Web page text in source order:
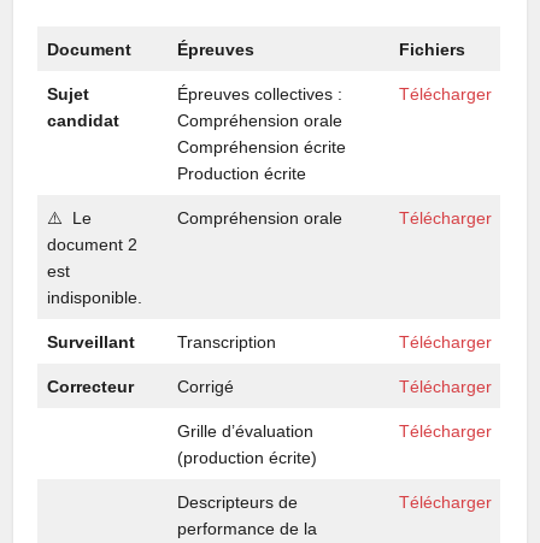
Document Épreuves Fichiers
Sujet
candidat
Épreuves collectives :
Compréhension orale
Compréhension écrite
Production écrite
Télécharger
⚠️ Le
document 2
est
indisponible.
Compréhension orale Télécharger
Surveillant Transcription Télécharger
Correcteur Corrigé Télécharger
Grille d’évaluation
(production écrite)
Télécharger
Descripteurs de
performance de la
Télécharger